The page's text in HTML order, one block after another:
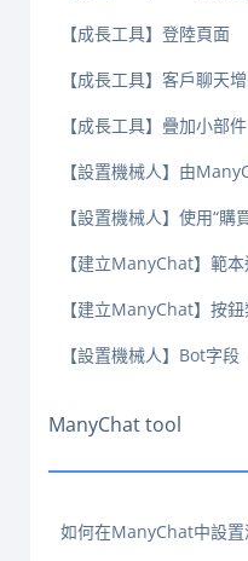
【成長工具】登陸頁面
【成長工具】客戶聊天
【成長工具】疊加小部件
【設置機械人】由
【設置機械人】使用“購
【建立ManyChat】範
【建立ManyChat】按
【設置機械人】Bot字段
ManyChat tool
如何在ManyChat中設置